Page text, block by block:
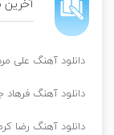
آخرین
دانلود آهنگ علی
دانلود آهنگ فرهاد
دانلود آهنگ رضا